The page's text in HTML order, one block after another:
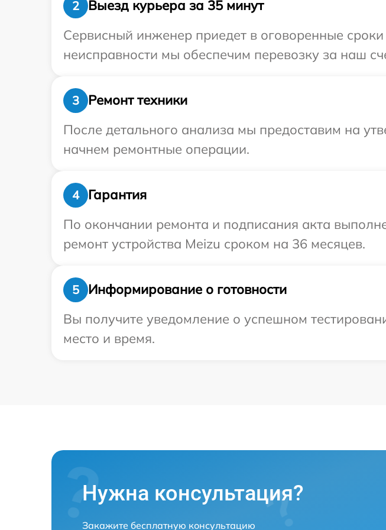
2
Выезд курьера за 35 минут
Сервисный инженер приедет в оговоренные
неисправности мы обеспечим перевозку за наш
3
Ремонт техники
После детального анализа мы предоставим на
начнем ремонтные операции.
4
Гарантия
По окончании ремонта и подписания акта
ремонт устройства Meizu сроком на 36 месяцев.
5
Информирование о готовности
Вы получите уведомление о успешном
место и время.
Нужна консультация?
Закажите бесплатную консультацию